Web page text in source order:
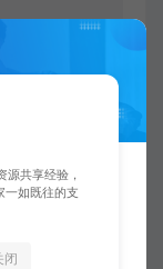
复制本文链接
源共享经验，
一如既往的支
闭